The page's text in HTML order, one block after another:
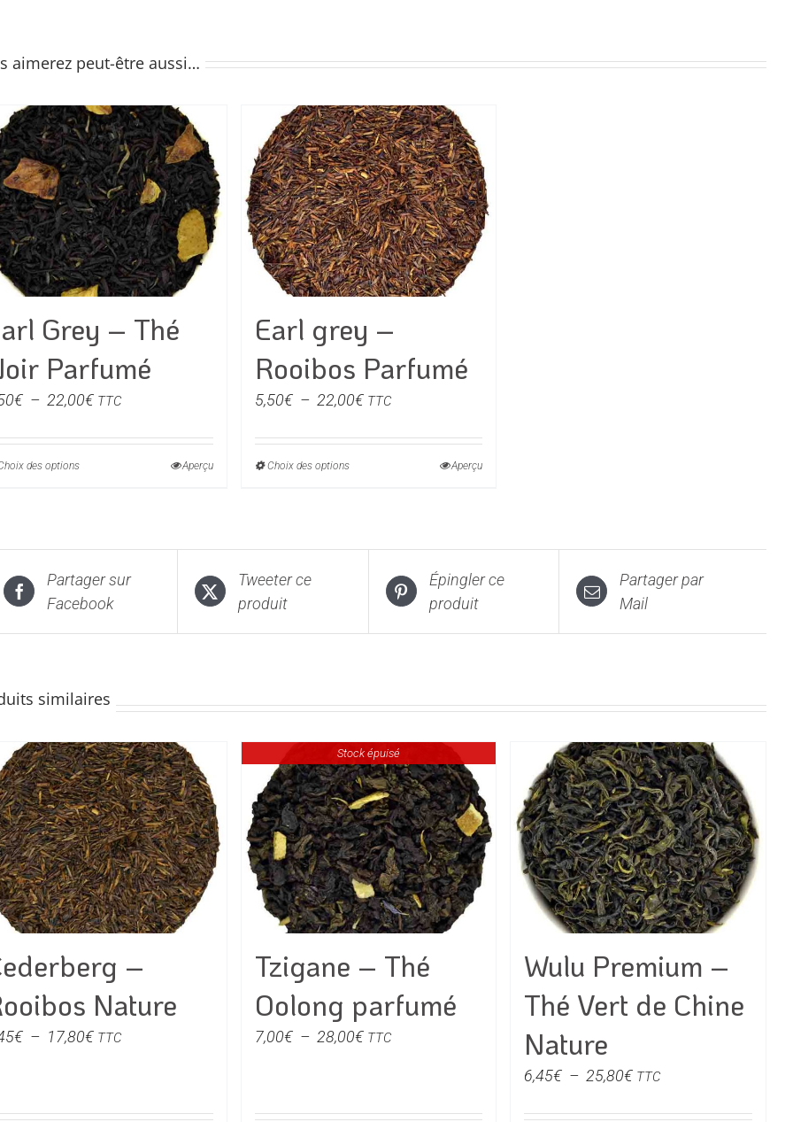
aimerez peut-être aussi…
Grey – Thé
Parfumé
€ – 22,00€Plage
prix :
TTC
des optionsCe
Les
options
peuvent
sur
page
du
produit
Aperçu
Earl grey –
Rooibos Parfumé
5,50€ – 22,00€Plage
prix :
TTC
Choix des optionsCe
options
peuvent
sur
page
du
produit
Aperçu
Partager sur
Facebook
Tweeter ce
produit
Épingler ce
produit
Partager par
Mail
similaires
–
Nature
€ – 17,80€Plage
TTC
Stock épuisé
Tzigane – Thé
Oolong parfumé
7,00€ – 28,00€Plage
TTC
Wulu Premium –
Thé Vert de Chine
Nature
6,45€ – 25,80€Plage
TTC